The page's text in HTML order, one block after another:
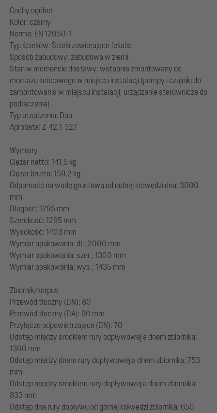
Cechy ogólne
Kolor: czarny
Norma: EN 12050-1
Typ ścieków: Ścieki zawierające fekalia
Sposób zabudowy: zabudowa w ziemi
Stan w momencie dostawy: wstępnie zmontowany do
montażu końcowego w miejscu instalacji (pompy i czujniki do
zamontowania w miejscu instalacji, urządzenie sterownicze do
podłączenia)
Typ urządzenia: Duo
Aprobata: Z-42.1-527
Wymiary
Ciężar netto: 141,5 kg
Ciężar brutto: 159,2 kg
Odporność na wodę gruntową od dolnej krawędzi dna: 3000
mm
Długość: 1295 mm
Szerokość: 1295 mm
Wysokość: 1403 mm
Wymiar opakowania: dł.: 2000 mm
Wymiar opakowania: szer.: 1300 mm
Wymiar opakowania: wys.: 1435 mm
Zbiornik/korpus
Przewód tłoczny (DN): 80
Przewód tłoczny (DA): 90 mm
Przyłącze odpowietrzające (DN): 70
Odstęp między środkiem rury odpływowej a dnem zbiornika:
1300 mm
Odstęp między dnem rury dopływowej a dnem zbiornika: 753
mm
Odstęp między środkiem rury dopływowej a dnem zbiornika:
833 mm
Odstęp dna rury dopływu od górnej krawędzi zbiornika: 650